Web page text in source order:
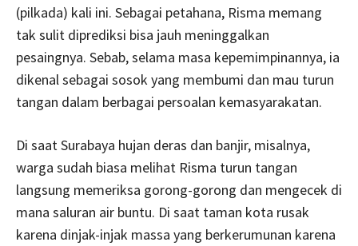
(pilkada) kali ini. Sebagai petahana, Risma memang
tak sulit diprediksi bisa jauh meninggalkan
pesaingnya. Sebab, selama masa kepemimpinannya, ia
dikenal sebagai sosok yang membumi dan mau turun
tangan dalam berbagai persoalan kemasyarakatan.
Di saat Surabaya hujan deras dan banjir, misalnya,
warga sudah biasa melihat Risma turun tangan
langsung memeriksa gorong-gorong dan mengecek di
mana saluran air buntu. Di saat taman kota rusak
karena dinjak-injak massa yang berkerumunan karena